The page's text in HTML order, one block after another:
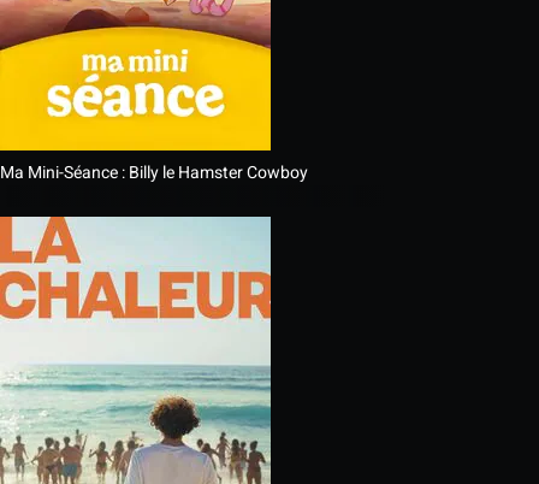
Ma Mini-Séance : Billy le Hamster Cowboy